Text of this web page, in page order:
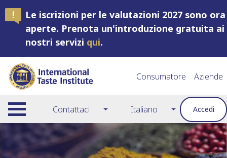
Le iscrizioni per le valutazioni 2027 sono ora
aperte. Prenota un'introduzione gratuita ai
nostri servizi qui.
Consumatore Aziende
Contattaci Italiano Accedi